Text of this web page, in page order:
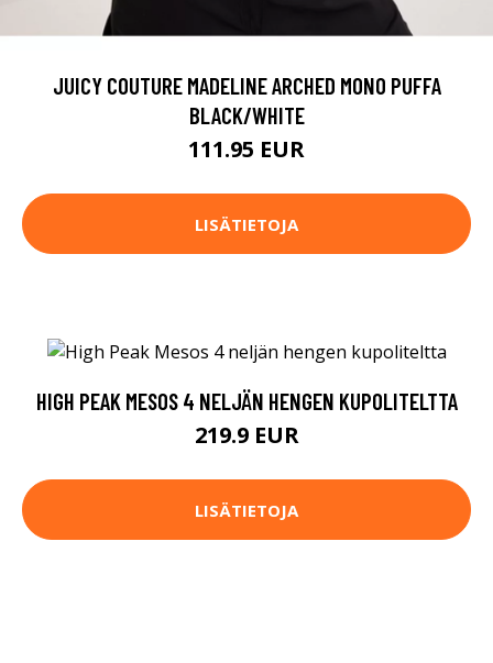
JUICY COUTURE MADELINE ARCHED MONO PUFFA
BLACK/WHITE
111.95 EUR
LISÄTIETOJA
HIGH PEAK MESOS 4 NELJÄN HENGEN KUPOLITELTTA
219.9 EUR
LISÄTIETOJA